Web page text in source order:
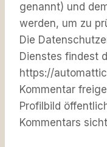
genannt) und
werden, um zu
Die
Dienstes findest
https://
Kommentar
Profilbild
Kommentars